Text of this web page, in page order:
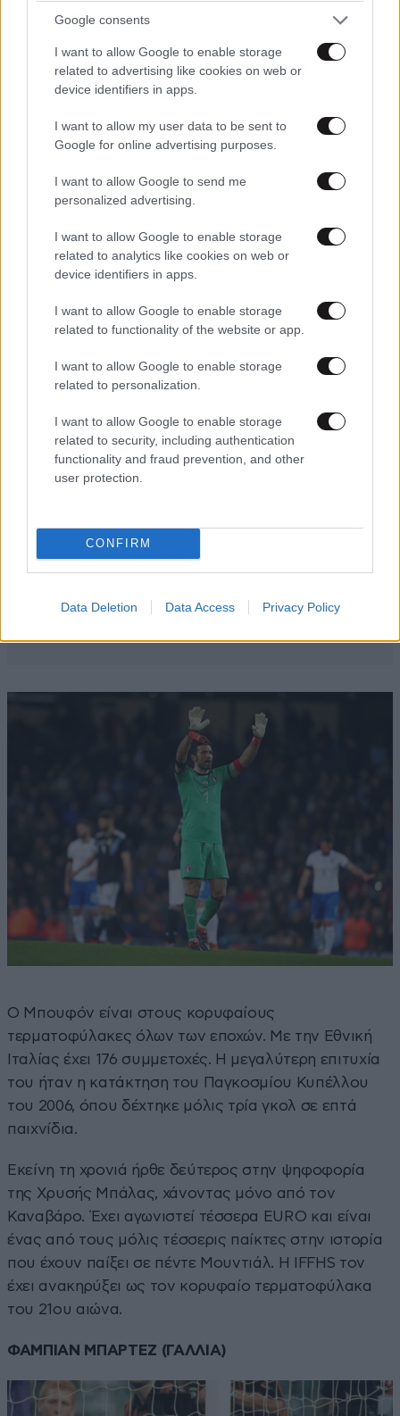
Google consents
I want to allow Google to enable storage
related to advertising like cookies on web or
device identifiers in apps.
I want to allow my user data to be sent to
Google for online advertising purposes.
I want to allow Google to send me
personalized advertising.
I want to allow Google to enable storage
related to analytics like cookies on web or
device identifiers in apps.
I want to allow Google to enable storage
related to functionality of the website or app.
I want to allow Google to enable storage
related to personalization.
I want to allow Google to enable storage
related to security, including authentication
functionality and fraud prevention, and other
user protection.
CONFIRM
Data Deletion Data Access Privacy Policy
μέχρι τον τελικό είχε δεχθεί ένα μόλις γκολ. Με την
πήρε μέρος σε τέσσερα Μουντιάλ.
ΤΖΑΝΛΟΥΙΤΖΙ ΜΠΟΥΦΟΝ (ΙΤΑΛΙΑ)
Ο Μπουφόν είναι στους κορυφαίους
τερματοφύλακες όλων των εποχών. Με την Εθνική
Ιταλίας έχει 176 συμμετοχές. Η μεγαλύτερη επιτυχία
του ήταν η κατάκτηση του Παγκοσμίου Κυπέλλου
του 2006, όπου δέχτηκε μόλις τρία γκολ σε επτά
παιχνίδια.
Εκείνη τη χρονιά ήρθε δεύτερος στην ψηφοφορία
της Χρυσής Μπάλας, χάνοντας μόνο από τον
Καναβάρο. Έχει αγωνιστεί τέσσερα EURO και είναι
ένας από τους μόλις τέσσερις παίκτες στην ιστορία
που έχουν παίξει σε πέντε Μουντιάλ. Η IFFHS τον
έχει ανακηρύξει ως τον κορυφαίο τερματοφύλακα
του 21ου αιώνα.
ΦΑΜΠΙΑΝ ΜΠΑΡΤΕΖ (ΓΑΛΛΙΑ)